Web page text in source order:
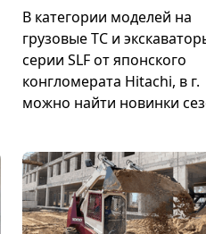
В категории моделей на
грузовые ТС и
серии SLF от японского
конгломерата Hitachi, в г.
можно найти новинки
оборудованием. По типу
землеройных машин,
оснащены мощными